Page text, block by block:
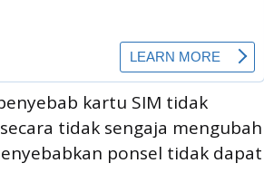
kartu SIM tidak
tidak sengaja mengubah
ponsel tidak dapat